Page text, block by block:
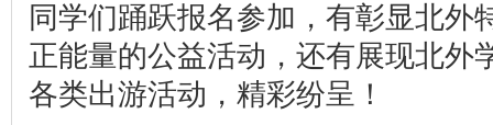
同学们踊跃报名参加，有彰显北外
正能量的公益活动，还有展现北外
各类出游活动，精彩纷呈！